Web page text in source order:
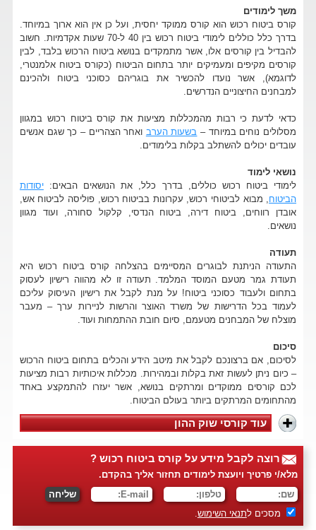
משך לימודים
קורס ביטוח רכוש הוא קורס ממוקד יחסית, ועל כן אין הוא ארוך במיוחד.
בדרך כלל כוללים לימודי ביטוח רכוש בין 40 ל-70 שעות אקדמיות. חשוב
להבדיל בין קורסים אלו, אשר מתמקדים בנושא ביטוח הרכוש בלבד, לבין
קורסים מקיפים ומעמיקים יותר בתחום הביטוח (כקורס ביטוח אלמנטרי,
לדוגמא), אשר נועדו להכשיר את בוגריהם כסוכני ביטוח ולהכינם
למבחנים החיצוניים הנדרשים.
כדאי לדעת כי רבות מהמכללות מציעות את קורס ביטוח רכוש במגוון
מסלולים נוחים במיוחד – בשעות הערב ואחר הצהריים – כך שגם אנשים
עובדים יכולים להשתלב בקלות בלימודים.
נושאי לימוד
לימודי ביטוח רכוש כוללים, בדרך כלל, את הנושאים הבאים:יסודות
הביטוח , מבוא לביטוחי רכוש, עקרונות בביטוח רכוש, פוליסה לביטוח אש,
אובדן רווחים, ביטוח דירה, ביטוח הנדסי, קלקול סחורה, ועוד מגוון
נושאים.
תעודה
התעודה הניתנת לבוגרים המסיימים בהצלחה קורס ביטוח רכוש היא
תעודת גמר מטעם המוסד המלמד. תעודה זו לא מהווה רישיון לעסוק
בתחום ולעבוד כסוכני ביטוח! על מנת לקבל את רישיון העיסוק עליכם
לעמוד בכל הדרישות של משרד האוצר והרשות לניירות ערך – מעבר
מוצלח של המבחנים מטעמם, סיום חובת ההתמחות ועוד.
סיכום
לסיכום, אם ברצונכם לקבל את מיטב הידע והכלים בתחום ביטוח הרכוש
– כיום ניתן לעשות זאת בקלות ובמהירות. מכללות איכותיות רבות מציעות
לכם קורסים ממוקדים ומרתקים בנושא, אשר יעזרו להתמקצע באחד
מהתחומים המרתקים ביותר בעולם הביטוח.
עוד קורסי שוק ההון
רוצה לקבל מידע על קורס ביטוח רכוש ?
מלא/י פרטיך ויועצת לימודים תחזור אליך בהקדם.
מסכים לתנאי השימוש